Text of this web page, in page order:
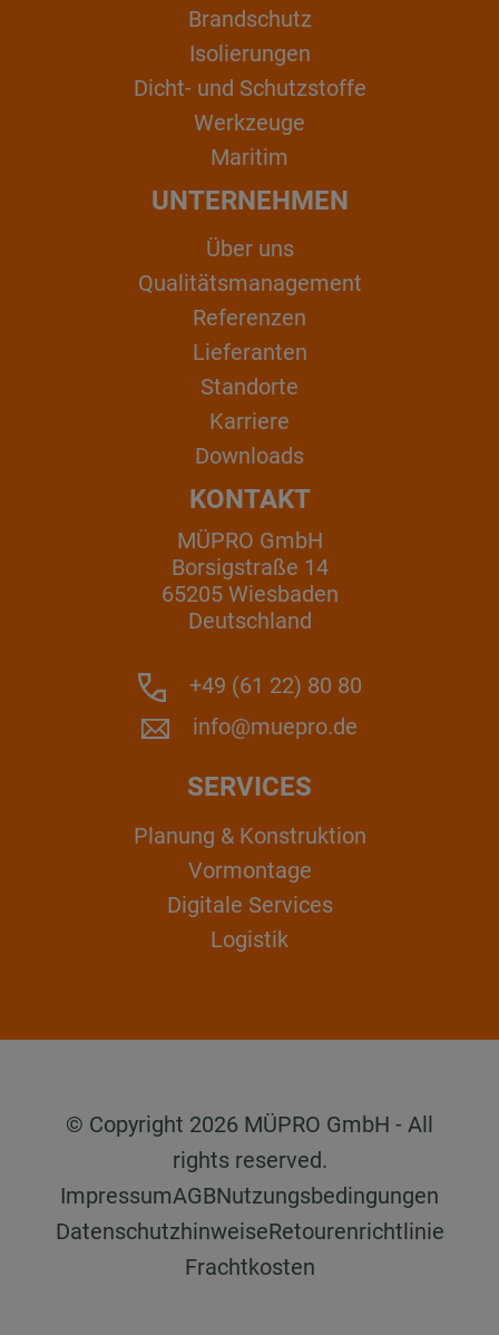
Brandschutz
Isolierungen
Dicht- und Schutzstoffe
Werkzeuge
Maritim
UNTERNEHMEN
Über uns
Qualitätsmanagement
Referenzen
Lieferanten
Standorte
Karriere
Downloads
KONTAKT
MÜPRO GmbH
Borsigstraße 14
65205 Wiesbaden
Deutschland
+49 (61 22) 80 80
info@muepro.de
SERVICES
Planung & Konstruktion
Vormontage
Digitale Services
Logistik
© Copyright 2026 MÜPRO GmbH - All
rights reserved.
ImpressumAGBNutzungsbedingungen
DatenschutzhinweiseRetourenrichtlinie
Frachtkosten